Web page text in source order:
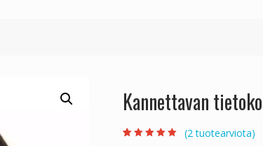
Kannettavan
(2 tuotearviota)